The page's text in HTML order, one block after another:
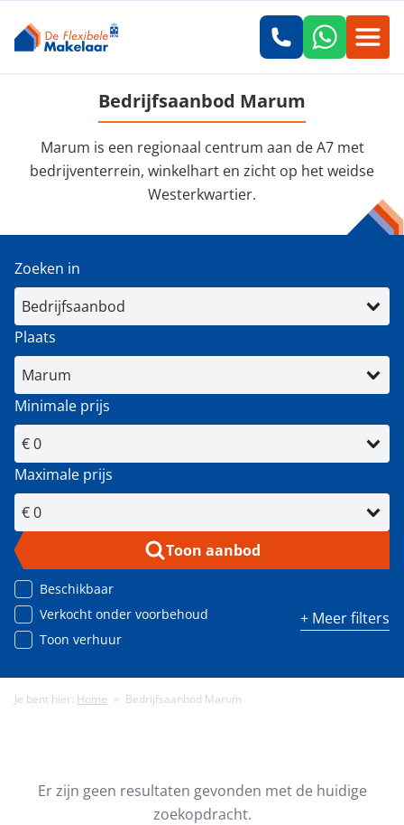
Bedrijfsaanbod Marum
Marum is een regionaal centrum aan de A7 met
bedrijventerrein, winkelhart en zicht op het weidse
Westerkwartier.
Zoeken in
Plaats
Minimale prijs
Maximale prijs
Toon aanbod
Beschikbaar
Verkocht onder voorbehoud
Toon verhuur
+ Meer filters
Minimale energielabel
Minimale gebruiksoppervlakte (m²)
Je bent hier: Home » Bedrijfsaanbod Marum
Er zijn geen resultaten gevonden met de huidige
zoekopdracht.